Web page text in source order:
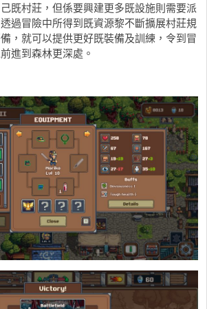
既村莊，但係要興建更多既設施則需要派
過冒險中所得到既資源黎不斷擴展村莊規
，就可以提供更好既裝備及訓練，令到冒
進到森林更深處。